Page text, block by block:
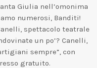
Giulia nell’omonima
numerosi, Banditi!
spettacolo teatrale
un po’? Canelli,
sempre”, con
gratuito.